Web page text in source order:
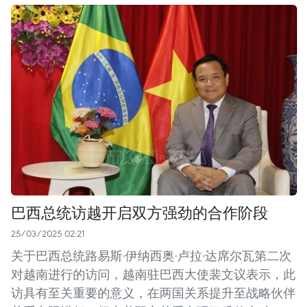
巴西总统访越开启双方强劲的合作阶段
25/03/2025 02:21
关于巴西总统路易斯·伊纳西奥·卢拉·达席尔瓦第二次
对越南进行的访问，越南驻巴西大使裴文议表示，此
访具有至关重要的意义，在两国关系提升至战略伙伴